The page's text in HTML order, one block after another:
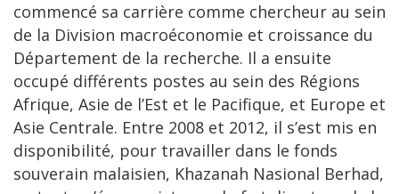
commencé sa carrière comme chercheur au sein
de la Division macroéconomie et croissance du
Département de la recherche. Il a ensuite
occupé différents postes au sein des Régions
Afrique, Asie de l’Est et le Pacifique, et Europe et
Asie Centrale. Entre 2008 et 2012, il s’est mis en
disponibilité, pour travailler dans le fonds
souverain malaisien, Khazanah Nasional Berhad,